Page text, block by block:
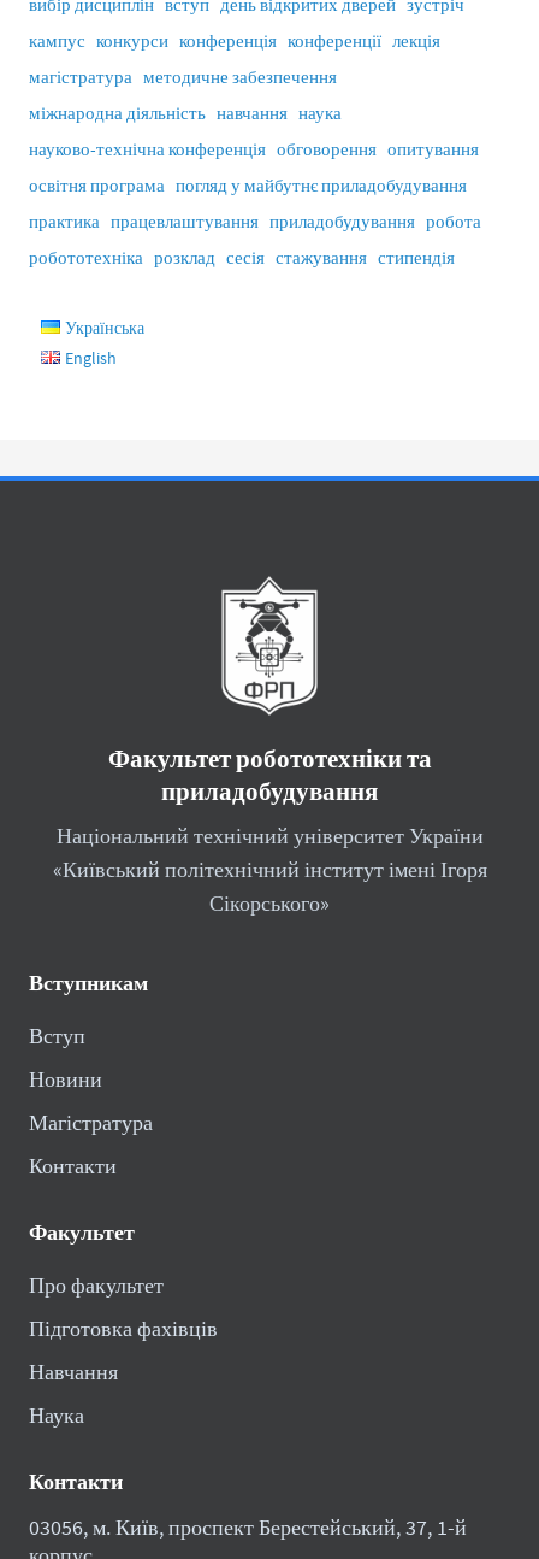
кампус конкурси конференція конференції лекція
магістратура методичне забезпечення
міжнародна діяльність навчання наука
науково-технічна конференція обговорення опитування
освітня програма погляд у майбутнє приладобудування
практика працевлаштування приладобудування робота
робототехніка розклад сесія стажування стипендія
Українська
English
Факультет робототехніки та
приладобудування
Національний технічний університет України
«Київський політехнічний інститут імені Ігоря
Сікорського»
Вступникам
Вступ
Новини
Магістратура
Контакти
Факультет
Про факультет
Підготовка фахівців
Навчання
Наука
Контакти
03056, м. Київ, проспект Берестейський, 37, 1-й